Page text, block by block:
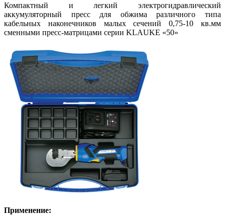
Компактный и легкий электрогидравлический
аккумуляторный пресс для обжима различного типа
кабельных наконечников малых сечений 0,75-10 кв.мм
сменными пресс-матрицами серии KLAUKE «50»
Применение: